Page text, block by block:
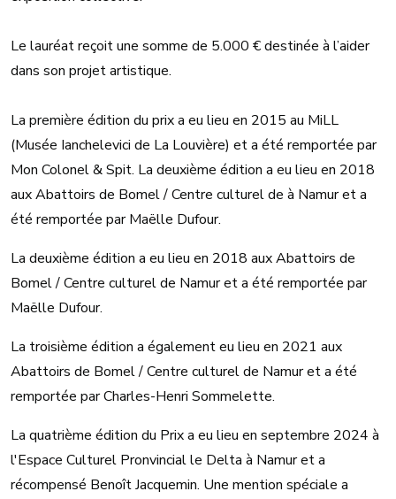
Le lauréat reçoit une somme de 5.000 € destinée à l’aider
dans son projet artistique.
La première édition du prix a eu lieu en 2015 au MiLL
(Musée Ianchelevici de La Louvière) et a été remportée par
Mon Colonel & Spit. La deuxième édition a eu lieu en 2018
aux Abattoirs de Bomel / Centre culturel de à Namur et a
été remportée par Maëlle Dufour.
La deuxième édition a eu lieu en 2018 aux Abattoirs de
Bomel / Centre culturel de Namur et a été remportée par
Maëlle Dufour.
La troisième édition a également eu lieu en 2021 aux
Abattoirs de Bomel / Centre culturel de Namur et a été
remportée par Charles-Henri Sommelette.
La quatrième édition du Prix a eu lieu en septembre 2024 à
l'Espace Culturel Pronvincial le Delta à Namur et a
récompensé Benoît Jacquemin. Une mention spéciale a